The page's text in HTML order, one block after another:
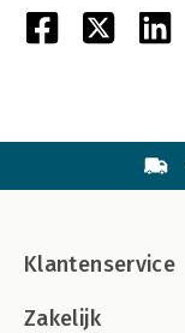
Klantenservice
Zakelijk